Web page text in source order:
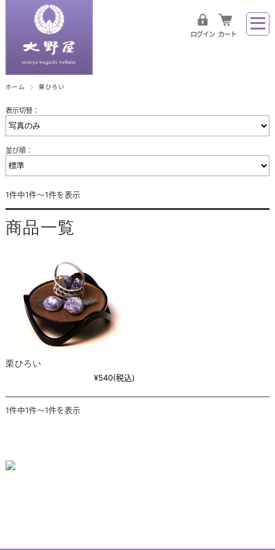
ログイン カート
ホーム 栗ひろい
表示切替：
並び順：
1件中1件～1件を表示
商品一覧
栗ひろい
¥540(税込)
1件中1件～1件を表示